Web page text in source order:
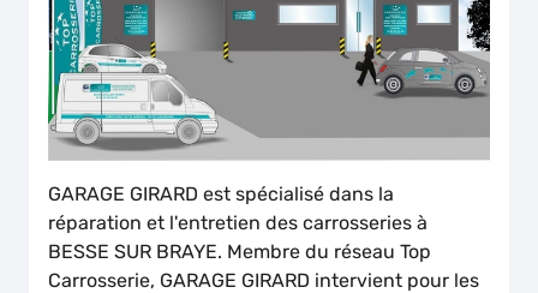
GARAGE GIRARD est spécialisé dans la
réparation et l'entretien des carrosseries à
BESSE SUR BRAYE. Membre du réseau Top
Carrosserie, GARAGE GIRARD intervient pour les